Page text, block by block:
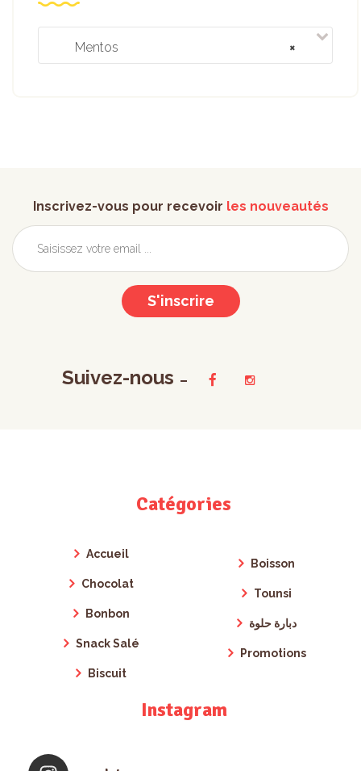
×
Mentos
Inscrivez-vous pour recevoir les nouveautés
S'inscrire
Suivez-nous
Catégories
Accueil
Chocolat
Bonbon
Snack Salé
Biscuit
Boisson
Tounsi
دبارة حلوة
Promotions
Instagram